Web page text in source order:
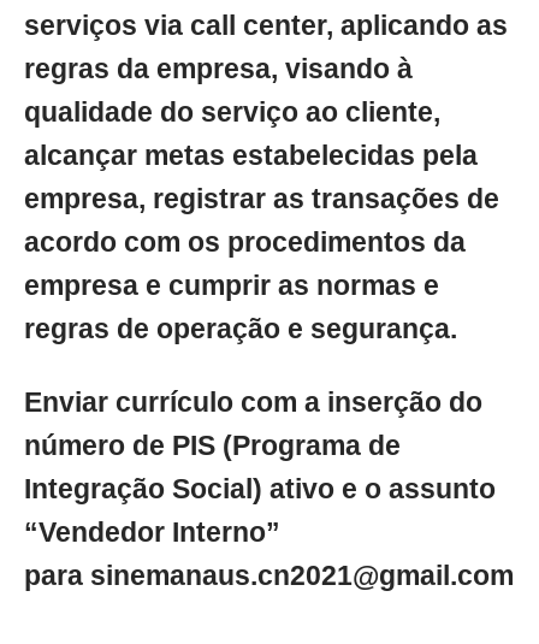
serviços via call center, aplicando as
regras da empresa, visando à
qualidade do serviço ao cliente,
alcançar metas estabelecidas pela
empresa, registrar as transações de
acordo com os procedimentos da
empresa e cumprir as normas e
regras de operação e segurança.
Enviar currículo com a inserção do
número de PIS (Programa de
Integração Social) ativo e o assunto
“Vendedor Interno”
para sinemanaus.cn2021@gmail.com